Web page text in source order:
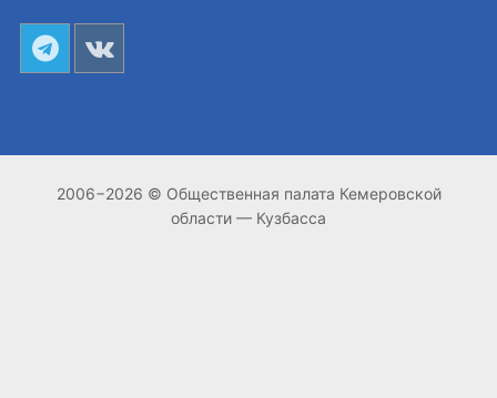
2006−2026 © Общественная палата Кемеровской
области — Кузбасса